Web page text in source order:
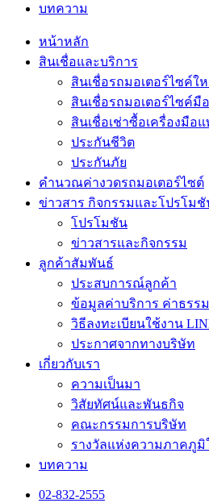
บทความ
หน้าหลัก
สินเชื่อและบริการ
สินเชื่อรถมอเตอร์ไซค์ใ
สินเชื่อรถมอเตอร์ไซค์มื
สินเชื่อเช่าซื้อเครื่องมือ
ประกันชีวิต
ประกันภัย
คำนวณค่างวดรถมอเตอร์ไซต์
ข่าวสาร กิจกรรมและโปรโมชั
โปรโมชัน
ข่าวสารและกิจกรรม
ลูกค้าสัมพันธ์
ประสบการณ์ลูกค้า
ข้อมูลค่าบริการ ค่าธรร
วิธีลงทะเบียนใช้งาน
ประกาศจากทางบริษัท
เกี่ยวกับเรา
ความเป็นมา
วิสัยทัศน์และพันธกิจ
คณะกรรมการบริษัท
รางวัลแห่งความภาคภูมิ
บทความ
02-832-2555